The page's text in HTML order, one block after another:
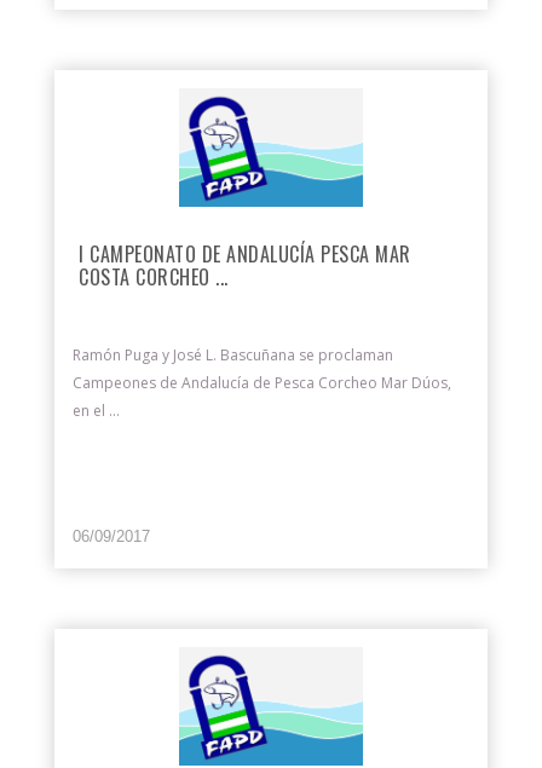
I CAMPEONATO DE ANDALUCÍA PESCA MAR
COSTA CORCHEO ...
Ramón Puga y José L. Bascuñana se proclaman
Campeones de Andalucía de Pesca Corcheo Mar Dúos,
en el ...
06/09/2017